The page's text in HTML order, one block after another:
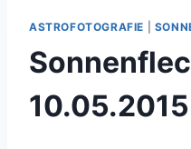
ASTROFOTOGRAFIE
10.05.2015